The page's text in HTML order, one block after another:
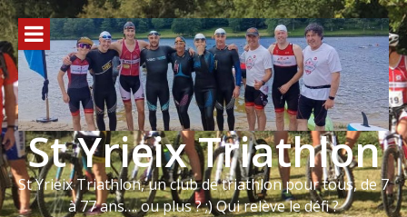
Aller
au
contenu
St Yrieix Triathlon
St Yrieix Triathlon, un club de triathlon pour tous, de 7
à 77 ans…. ou plus ? ;) Qui relève le défi ?